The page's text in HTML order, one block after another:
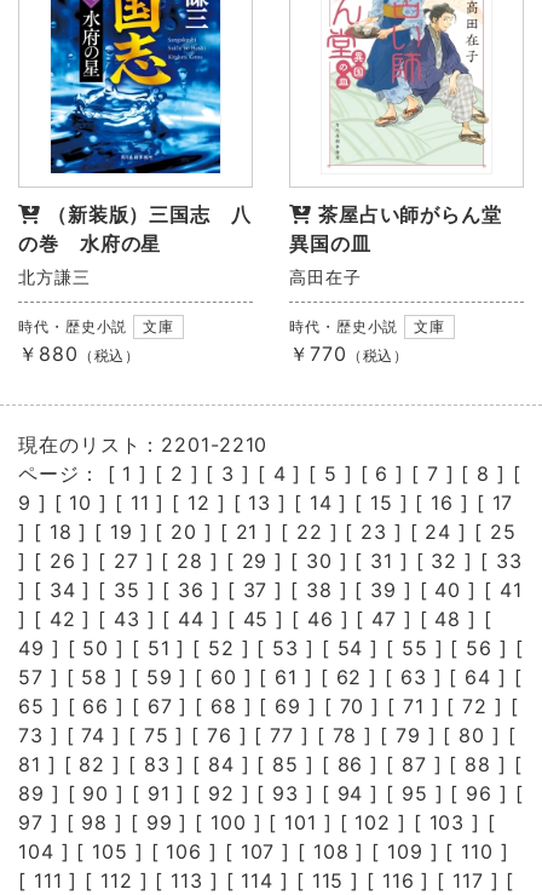
（新装版）三国志 八
の巻 水府の星
北方謙三
時代・歴史小説 文庫
￥880 （税込）
茶屋占い師がらん堂
異国の皿
高田在子
時代・歴史小説 文庫
￥770 （税込）
現在のリスト：2201-2210
ページ： [ 1 ] [ 2 ] [ 3 ] [ 4 ] [ 5 ] [ 6 ] [ 7 ] [ 8 ] [
9 ] [ 10 ] [ 11 ] [ 12 ] [ 13 ] [ 14 ] [ 15 ] [ 16 ] [ 17
] [ 18 ] [ 19 ] [ 20 ] [ 21 ] [ 22 ] [ 23 ] [ 24 ] [ 25
] [ 26 ] [ 27 ] [ 28 ] [ 29 ] [ 30 ] [ 31 ] [ 32 ] [ 33
] [ 34 ] [ 35 ] [ 36 ] [ 37 ] [ 38 ] [ 39 ] [ 40 ] [ 41
] [ 42 ] [ 43 ] [ 44 ] [ 45 ] [ 46 ] [ 47 ] [ 48 ] [
49 ] [ 50 ] [ 51 ] [ 52 ] [ 53 ] [ 54 ] [ 55 ] [ 56 ] [
57 ] [ 58 ] [ 59 ] [ 60 ] [ 61 ] [ 62 ] [ 63 ] [ 64 ] [
65 ] [ 66 ] [ 67 ] [ 68 ] [ 69 ] [ 70 ] [ 71 ] [72 ] [
73 ] [74 ] [ 75 ] [ 76 ] [77 ] [ 78 ] [ 79 ] [ 80 ] [
81 ] [ 82 ] [ 83 ] [ 84 ] [ 85 ] [ 86 ] [ 87 ] [ 88 ] [
89 ] [ 90 ] [ 91 ] [ 92 ] [ 93 ] [ 94 ] [ 95 ] [ 96 ] [
97 ] [ 98 ] [ 99 ] [ 100 ] [ 101 ] [ 102 ] [ 103 ] [
104 ] [ 105 ] [ 106 ] [ 107 ] [ 108 ] [ 109 ] [ 110 ]
[ 111 ] [ 112 ] [ 113 ] [ 114 ] [ 115 ] [ 116 ] [ 117 ] [